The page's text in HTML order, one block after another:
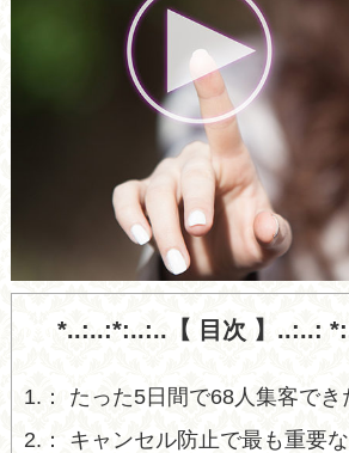
*..:..:*:..:..【 目次 】..:..:
1.
たった5日間で68人集客でき
2.
キャンセル防止で最も重要